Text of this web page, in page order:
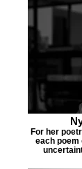
For her
each poem